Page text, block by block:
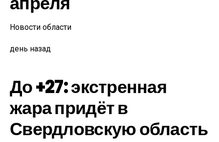
Новости области
день назад
До +27: экстренная
жара придёт в
Свердловскую область